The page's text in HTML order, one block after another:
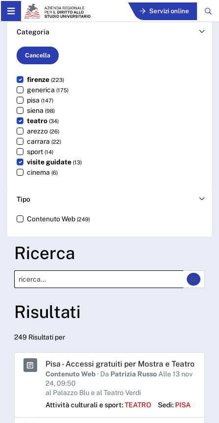
Skip to Main Content Servizi online
Cerca - ARDSU
Categoria
Cancella
firenze (223)
generica (175)
pisa (147)
siena (98)
teatro (34)
arezzo (26)
carrara (22)
sport (14)
visite guidate (13)
cinema (6)
Tipo
Contenuto Web (249)
Ricerca
Risultati
249 Risultati per
Pisa - Accessi gratuiti per Mostra e Teatro
Contenuto Web · Da Patrizia Russo Alle 13 nov
24, 09:50
al Palazzo Blu e al Teatro Verdi
Attività culturali e sport:TEATRO Sedi: PISA